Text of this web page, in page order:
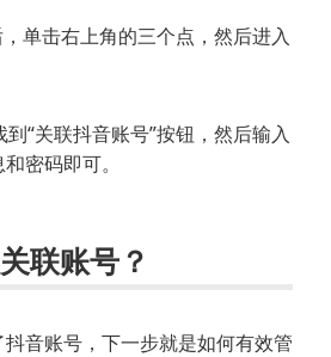
单击右上角的三个点，然后进入
“关联抖音账号”按钮，然后输入
密码即可。
联账号？
音账号，下一步就是如何有效管